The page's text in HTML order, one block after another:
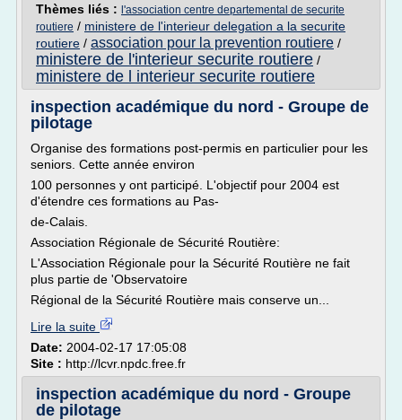
Thèmes liés : l'association centre departemental de securite
routiere / ministere de l'interieur delegation a la securite
routiere / association pour la prevention routiere /
ministere de l'interieur securite routiere /
ministere de l interieur securite routiere
inspection académique du nord - Groupe de
pilotage
Organise des formations post-permis en particulier pour les
seniors. Cette année environ
100 personnes y ont participé. L'objectif pour 2004 est
d'étendre ces formations au Pas-
de-Calais.
Association Régionale de Sécurité Routière:
L'Association Régionale pour la Sécurité Routière ne fait
plus partie de 'Observatoire
Régional de la Sécurité Routière mais conserve un...
Lire la suite
Date: 2004-02-17 17:05:08
Site : http://lcvr.npdc.free.fr
inspection académique du nord - Groupe
de pilotage